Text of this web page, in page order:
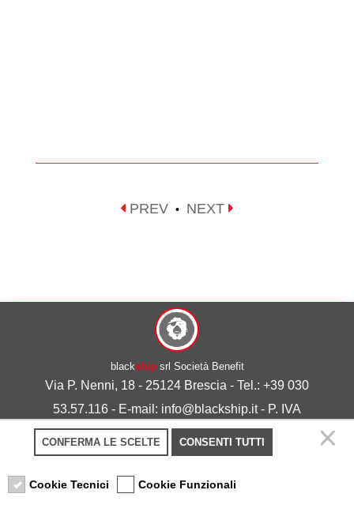
PREV • NEXT
blackshipsrl Società Benefit
Via P. Nenni, 18 - 25124 Brescia - Tel.: +39 030
53.57.116 - E-mail: info@blackship.it - P. IVA
03492980986
Privacy policy-Cookie policy
CONFERMA LE SCELTE CONSENTI TUTTI
Cookie Tecnici Cookie Funzionali